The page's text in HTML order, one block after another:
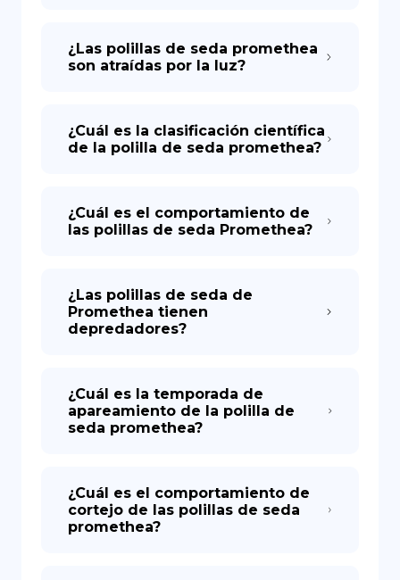
¿Las polillas de seda promethea
son atraídas por la luz?
¿Cuál es la clasificación científica
de la polilla de seda promethea?
¿Cuál es el comportamiento de
las polillas de seda Promethea?
¿Las polillas de seda de
Promethea tienen
depredadores?
¿Cuál es la temporada de
apareamiento de la polilla de
seda promethea?
¿Cuál es el comportamiento de
cortejo de las polillas de seda
promethea?